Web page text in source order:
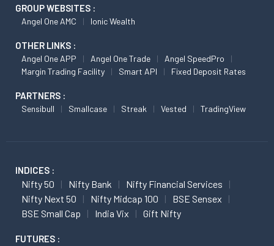
GROUP WEBSITES :
Angel One AMC Ionic Wealth
OTHER LINKS :
Angel One APP Angel One Trade
Angel SpeedPro
Margin Trading Facility
Smart API Fixed Deposit Rates
PARTNERS :
Sensibull Smallcase Streak Vested TradingView
INDICES :
Nifty 50 Nifty Bank
Nifty Financial Services
Nifty Next 50
Nifty Midcap 100
BSE Sensex
BSE Small Cap
India Vix Gift Nifty
FUTURES :